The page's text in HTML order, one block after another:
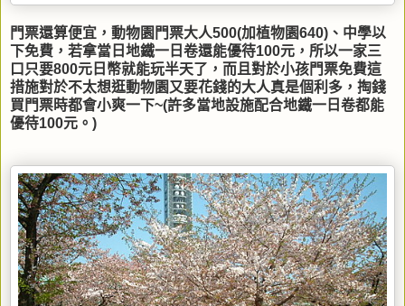
門票還算便宜，動物園門票大人500(加植物園640)、中學以
下免費，若拿當日地鐵一日卷還能優待100元，所以一家三
口只要800元日幣就能玩半天了，而且對於小孩門票免費這
措施對於不太想逛動物園又要花錢的大人真是個利多，掏錢
買門票時都會小爽一下~(許多當地設施配合地鐵一日卷都能
優待100元。)